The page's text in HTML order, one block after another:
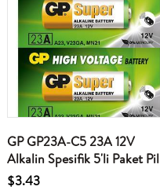
GP GP23A-C5 23A 12V
Alkalin Spesifik 5'li Paket Pil
Kumanda
$3.43